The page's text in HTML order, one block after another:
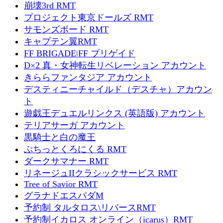
崩壊3rd RMT
プロジェクト東京ドールズ RMT
サモンズボード RMT
キャプテン翼RMT
FF BRIGADE|FF ブリゲイド
D×2 真・女神転生リベレーション アカウント
きららファンタジア アカウント
デスティニーチャイルド（デスチャ）アカウン
ト
遊戯王デュエルリンクス (英語版) アカウント
テリアサーガ アカウント
黒騎士と白の魔王
ぷちっとくろにくる RMT
ダークサマナー RMT
リネージュIIクラシックサービス RMT
Tree of Savior RMT
グラナドエスパダM
予約制 タルタロス\リバースRMT
予約制イカロス オンライン（icarus）RMT